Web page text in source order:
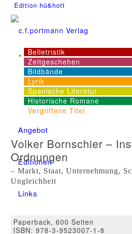
Edition hü&hott
NEWS
Dienstleistungen
Angebot
Editionen
Links
Kontakt
Belletristik
Zeitgeschehen
Bildbände
Lyrik
Spanische Literatur
Historische Romane
Vergriffene Titel
Volker Bornschier –
Ordnungen
– Markt, Staat, Unternehmung,
Ungleichheit
Paperback, 600 Seiten
ISBN: 978-3-9523007-1-8